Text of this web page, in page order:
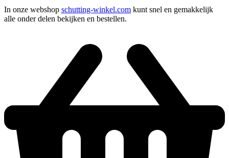
In onze webshop schutting-winkel.com kunt snel en gemakkelijk
alle onder delen bekijken en bestellen.